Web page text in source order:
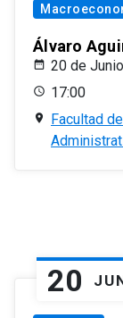
Álvaro
20 de
17:00
Facultad
20